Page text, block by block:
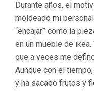
Durante años, el
moldeado mi
“encajar” como la
en un mueble de
que a veces me
Aunque con el
y ha sacado frutos y